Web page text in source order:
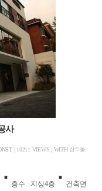
사
| 10211 VIEWS | WITH상수동
층수 : 지상4층 건축면